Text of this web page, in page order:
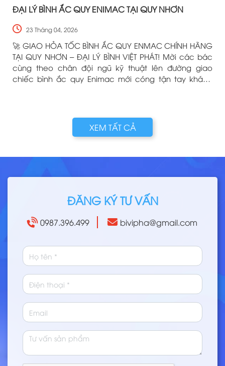
ĐẠI LÝ BÌNH ẮC QUY ENIMAC TẠI QUY NHƠN
23 Tháng 04, 2026
🚀 GIAO HỎA TỐC BÌNH ẮC QUY ENMAC CHÍNH HÃNG
TẠI QUY NHƠN – ĐẠI LÝ BÌNH VIỆT PHÁT! Mời các bác
cùng theo chân đội ngũ kỹ thuật lên đường giao
chiếc bình ắc quy Enimac mới cóng tận tay khách
XEM TẤT CẢ
ĐĂNG KÝ TƯ VẤN
0987.396.499 bivipha@gmail.com